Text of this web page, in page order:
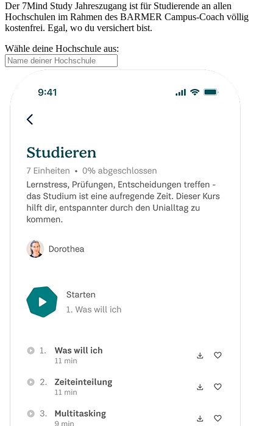
Der 7Mind Study Jahreszugang ist für Studierende an allen
Hochschulen im Rahmen des BARMER Campus-Coach völlig
kostenfrei. Egal, wo du versichert bist.
Wähle deine Hochschule aus: